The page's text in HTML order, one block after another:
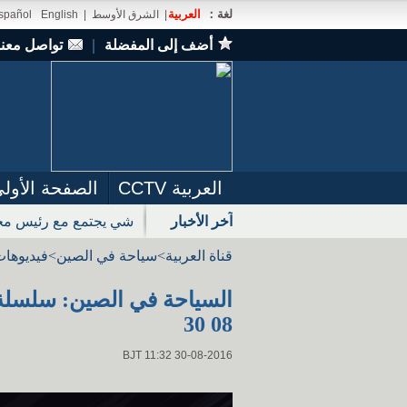
لغة： العربية الشرق الأوسط English
أضف إلى المفضلة تواصل
العربية CCTV الصفحة
آخر الأخبار شي يجتمع مع رئيس
قناة العربية>سياحة في الصين>
08 30
BJT 11:32 30-08-2016